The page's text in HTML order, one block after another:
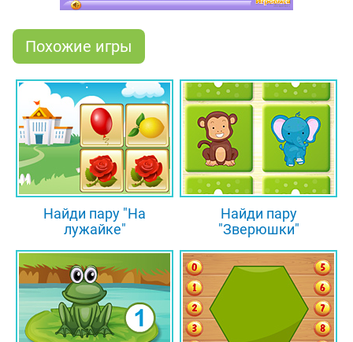
10 пар с одинаковыми цифрами!
Похожие игры
Найди пару "На
лужайке"
Найди пару
"Зверюшки"